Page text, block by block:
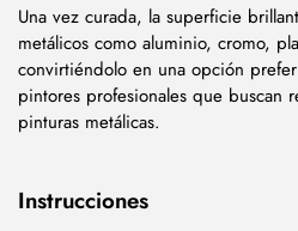
Una vez curada, la superficie
metálicos como aluminio, cromo,
convirtiéndolo en una opción
pintores profesionales que buscan
pinturas metálicas.
Instrucciones